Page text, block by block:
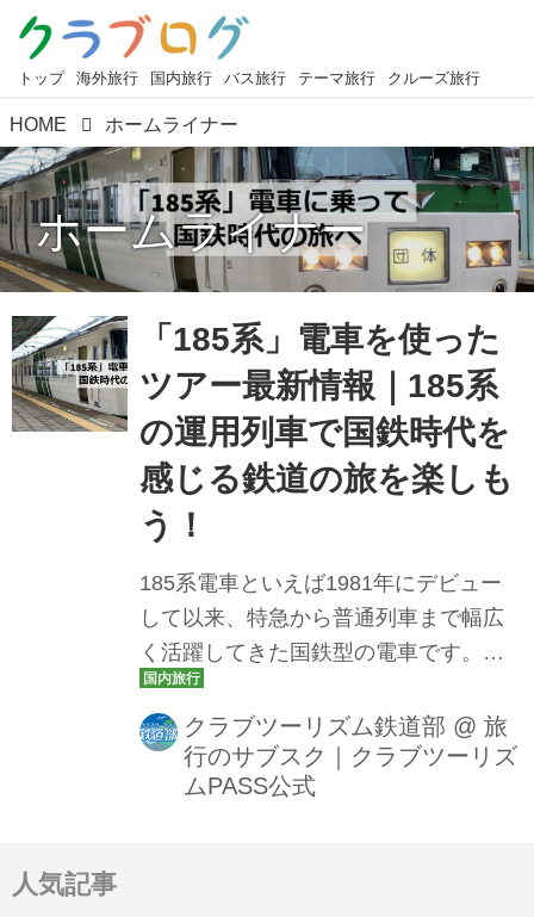
トップ 海外旅行 国内旅行 バス旅行 テーマ旅行 クルーズ旅行
HOME ホームライナー
ホームライナー
「185系」電車を使った
ツアー最新情報｜185系
の運用列車で国鉄時代を
感じる鉄道の旅を楽しも
う！
185系電車といえば1981年にデビュー
して以来、特急から普通列車まで幅広
く活躍してきた国鉄型の電車です。
2021年に定期運用を引退した後も、臨
時列車として各地を走っています。
185系電車は、様々な塗装や改造を経
て、今でも多くのファンに愛されてい
クラブツーリズム鉄道部 @ 旅
行のサブスク｜クラブツーリズ
ムPASS公式
人気記事